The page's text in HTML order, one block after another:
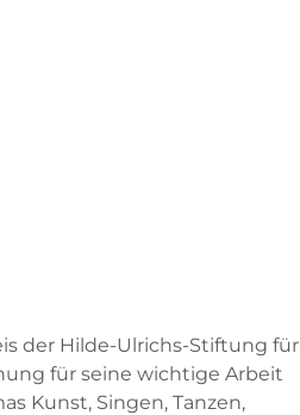
der Hilde-Ulrichs-Stiftung für
für seine wichtige Arbeit
Kunst, Singen, Tanzen,